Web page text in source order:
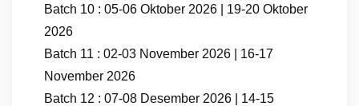
Batch 10 : 05-06 Oktober 2026 | 19-20 Oktober
2026
Batch 11 : 02-03 November 2026 | 16-17
November 2026
Batch 12 : 07-08 Desember 2026 | 14-15